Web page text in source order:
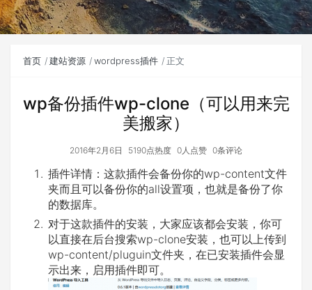
首页 建站资源 wordpress插件 正文
wp备份插件wp-clone（可以用来完
美搬家）
2016年2月6日 5190点热度 0人点赞 0条评论
插件详情：这款插件会备份你的wp-content文件
夹而且可以备份你的all设置项，也就是备份了你
的数据库。
对于这款插件的安装，大家应该都会安装，你可
以直接在后台搜索wp-clone安装，也可以上传到
wp-content/pluguin文件夹，在已安装插件会显
示出来，启用插件即可。